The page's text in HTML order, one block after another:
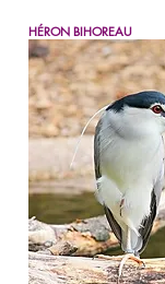
HÉRON BIHOREAU